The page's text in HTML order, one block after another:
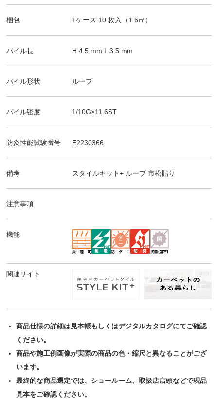
梱包 1ケース 10 枚入（1.6㎡）
パイル長 H 4.5 mm L 3.5 mm
パイル形状 ループ
パイル密度 1/10G×11.6ST
防炎性能試験番号 E2230366
備考 スタイルキット+ ループ 市松貼り
注意事項
機能
関連サイト
商品仕様の詳細は見本帳もしくはデジタルカタログにてご確認
ください。
商品や施工例画像が実際の商品の色・縮尺と異なることがござ
います。
最終的な商品選定では、ショールーム、取扱店店頭などで現品
見本をご確認ください。